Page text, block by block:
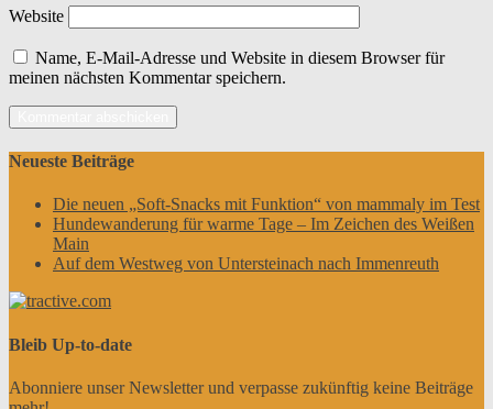
Website
Name, E-Mail-Adresse und Website in diesem Browser für
meinen nächsten Kommentar speichern.
Neueste Beiträge
Die neuen „Soft-Snacks mit Funktion“ von mammaly im Test
Hundewanderung für warme Tage – Im Zeichen des Weißen
Main
Auf dem Westweg von Untersteinach nach Immenreuth
Bleib Up-to-date
Abonniere unser Newsletter und verpasse zukünftig keine Beiträge